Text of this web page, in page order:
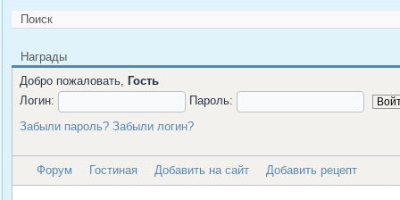
Поиск
Награды
Добро пожаловать, Гость
Логин:
Пароль:
Забыли пароль? Забыли логин?
Форум Гостиная Добавить на сайт Добавить рецепт